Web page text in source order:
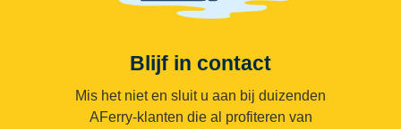
Blijf in contact
Mis het niet en sluit u aan bij duizenden
AFerry-klanten die al profiteren van